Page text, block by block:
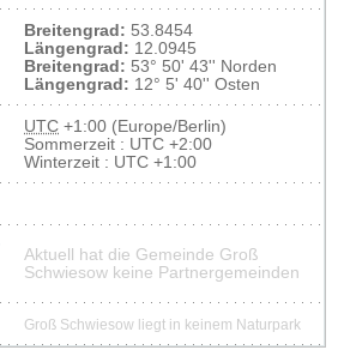
Breitengrad: 53.8454
Längengrad: 12.0945
Breitengrad: 53° 50' 43'' Norden
Längengrad: 12° 5' 40'' Osten
UTC +1:00 (Europe/Berlin)
Sommerzeit : UTC +2:00
Winterzeit : UTC +1:00
Aktuell hat die Gemeinde Groß
Schwiesow keine Partnergemeinden
Groß Schwiesow liegt in keinem Naturpark